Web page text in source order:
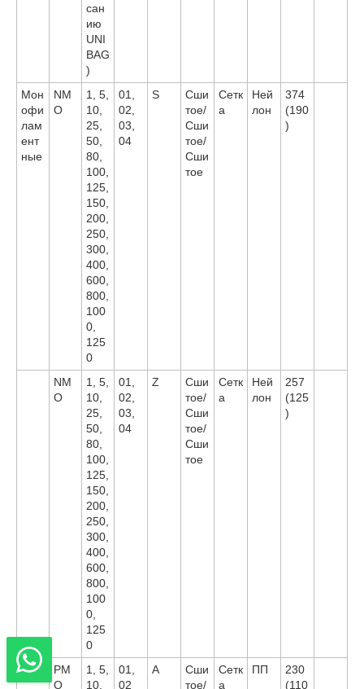
сан
ию
UNI
BAG
)
Мон
офи
лам
ент
ные
NM
O
1, 5,
10,
25,
50,
80,
100,
125,
150,
200,
250,
300,
400,
600,
800,
100
0,
125
0
01,
02,
03,
04
S
Сши
тое/
Сши
тое/
Сши
тое
Сетк
а
Ней
лон
374
(190
)
NM
O
1, 5,
10,
25,
50,
80,
100,
125,
150,
200,
250,
300,
400,
600,
800,
100
0,
125
0
01,
02,
03,
04
Z
Сши
тое/
Сши
тое/
Сши
тое
Сетк
а
Ней
лон
257
(125
)
PM
O
1, 5,
10,
01,
02
A
Сши
тое/
Сетк
а
ПП
230
(110